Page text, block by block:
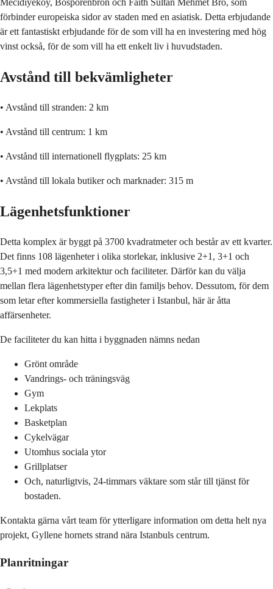
Mecidiyekoy, Bosporenbron och Faith Sultan Mehmet Bro, som
förbinder europeiska sidor av staden med en asiatisk. Detta erbjudande
är ett fantastiskt erbjudande för de som vill ha en investering med hög
vinst också, för de som vill ha ett enkelt liv i huvudstaden.
Avstånd till bekvämligheter
• Avstånd till stranden: 2 km
• Avstånd till centrum: 1 km
• Avstånd till internationell flygplats: 25 km
• Avstånd till lokala butiker och marknader: 315 m
Lägenhetsfunktioner
Detta komplex är byggt på 3700 kvadratmeter och består av ett kvarter.
Det finns 108 lägenheter i olika storlekar, inklusive 2+1, 3+1 och
3,5+1 med modern arkitektur och faciliteter. Därför kan du välja
mellan flera lägenhetstyper efter din familjs behov. Dessutom, för dem
som letar efter kommersiella fastigheter i Istanbul, här är åtta
affärsenheter.
De faciliteter du kan hitta i byggnaden nämns nedan
Grönt område
Vandrings- och träningsväg
Gym
Lekplats
Basketplan
Cykelvägar
Utomhus sociala ytor
Grillplatser
Och, naturligtvis, 24-timmars väktare som står till tjänst för
bostaden.
Kontakta gärna vårt team för ytterligare information om detta helt nya
projekt, Gyllene hornets strand nära Istanbuls centrum.
Planritningar